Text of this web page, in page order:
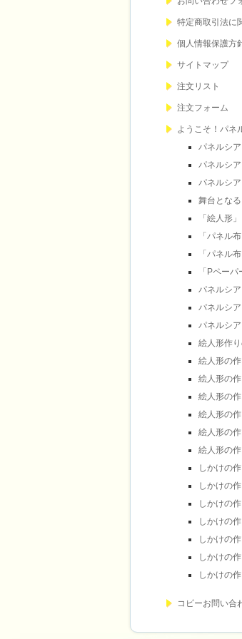
特定商取引法に
個人情報保護方
サイトマップ
注文リスト
注文フォーム
ようこそ！パネ
パネルシ
パネルシ
パネルシ
舞台とな
「絵人形
「パネル
「パネル
「Pペー
パネルシ
パネルシ
パネルシ
絵人形作
絵人形の
絵人形の
絵人形の
絵人形の
絵人形の
絵人形の
しかけの
しかけの
しかけの
しかけの
しかけの
しかけの
しかけの
コピーお問い合